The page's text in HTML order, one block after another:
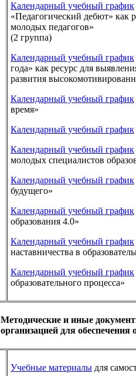
Календарный учебный график
«Педагогический дебют» как
молодых педагогов»
(2 группа)
Календарный учебный график
года» как ресурс для
развития
Календарный учебный график
время»
Календарный учебный график
Календарный учебный график
молодых специалистов
Календарный учебный график
будущего»
Календарный учебный график
образования 4.0»
Календарный учебный график
наставничества в
Календарный учебный график
образовательного процесса»
Методические и иные
организацией для обеспечения
Учебные материалы для